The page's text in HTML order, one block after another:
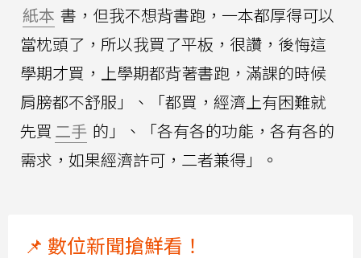
紙本 書，但我不想背書跑，一本都厚得可以
當枕頭了，所以我買了平板，很讚，後悔這
學期才買，上學期都背著書跑，滿課的時候
肩膀都不舒服」、「都買，經濟上有困難就
先買 二手 的」、「各有各的功能，各有各的
需求，如果經濟許可，二者兼得」。
📌 數位新聞搶鮮看！